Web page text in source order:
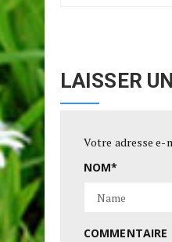
LAISSER
Votre adresse e-
NOM*
COMMENTAIRE